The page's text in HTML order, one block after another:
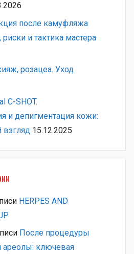
после камуфляжа
и тактика мастера
розацеа. Уход
C-SHOT.
и депигментация кожи:
15.12.2025
HERPES AND
После процедуры
ареолы: ключевая